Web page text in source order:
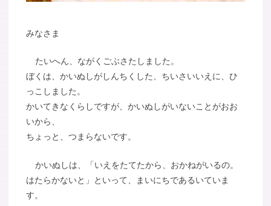
みなさま
たいへん、ながくごぶさたしました。
ぼくは、かいぬしがしんちくした、ちいさいいえに、ひ
っこしました。
かいてきなくらしですが、かいぬしがいないことがおお
いから、
ちょっと、つまらないです。
かいぬしは、「いえをたてたから、おかねがいるの。
はたらかないと」といって、まいにちであるいていま
す。